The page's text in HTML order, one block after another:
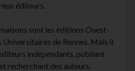
éditeurs.
sont les éditions Ouest-
Universitaires de Rennes. Mais il
indépendants, publiant
recherchant des auteurs.